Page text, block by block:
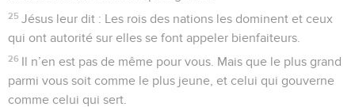
25 Jésus leur dit : Les rois des nations les dominent et ceux
qui ont autorité sur elles se font appeler bienfaiteurs.
26 Il n’en est pas de même pour vous. Mais que le plus grand
parmi vous soit comme le plus jeune, et celui qui gouverne
comme celui qui sert.